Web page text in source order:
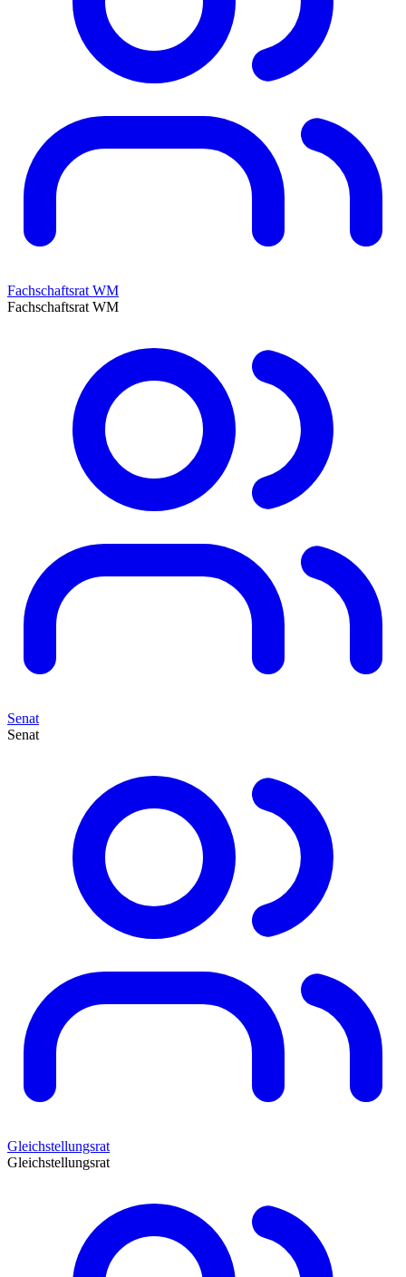
Fachschaftsrat WM
Fachschaftsrat WM
Senat
Senat
Gleichstellungsrat
Gleichstellungsrat